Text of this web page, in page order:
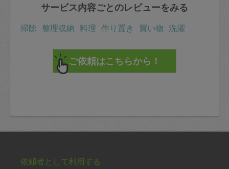
サービス内容ごとのレビューをみる
掃除 整理収納 料理 作り置き 買い物 洗濯
依頼者として利用する